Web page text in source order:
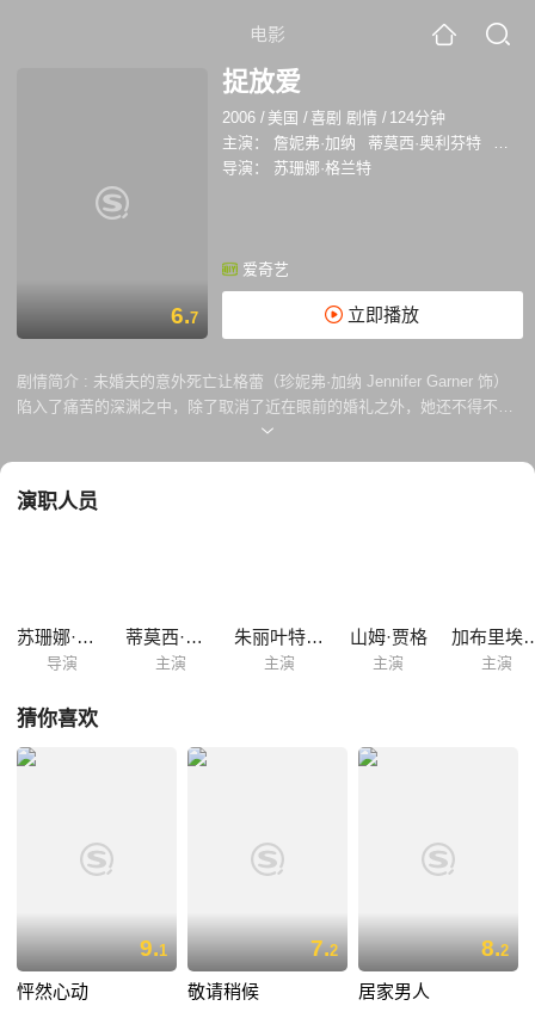
电影
6.7
捉放爱
2006 / 美国 /喜剧 剧情 / 124分钟
主演：
詹妮弗·加纳 蒂莫西·奥利芬特
朱丽
导演：
苏珊娜·格兰特
爱奇艺
立即播放
剧情简介 : 未婚夫的意外死亡让格蕾（珍妮弗·加纳 Jennifer Garner 饰）
陷入了痛苦的深渊之中，除了取消了近在眼前的婚礼之外，她还不得不搬
出那幢她和未婚夫共同拥有的豪宅。天无绝人之路，在好友山姆（凯文·史
中，格蕾发现了未婚夫隐藏多年的秘密，格蕾质问未婚夫的好友弗雷特兹
演职人员
苏珊娜·格兰特
导演
蒂莫西·奥利芬特
主演
朱丽叶特·刘易斯
主演
山姆·贾格
主演
加布里
主演
猜你喜欢
9.1
怦然心动
7.2
敬请稍候
8.2
居家男人